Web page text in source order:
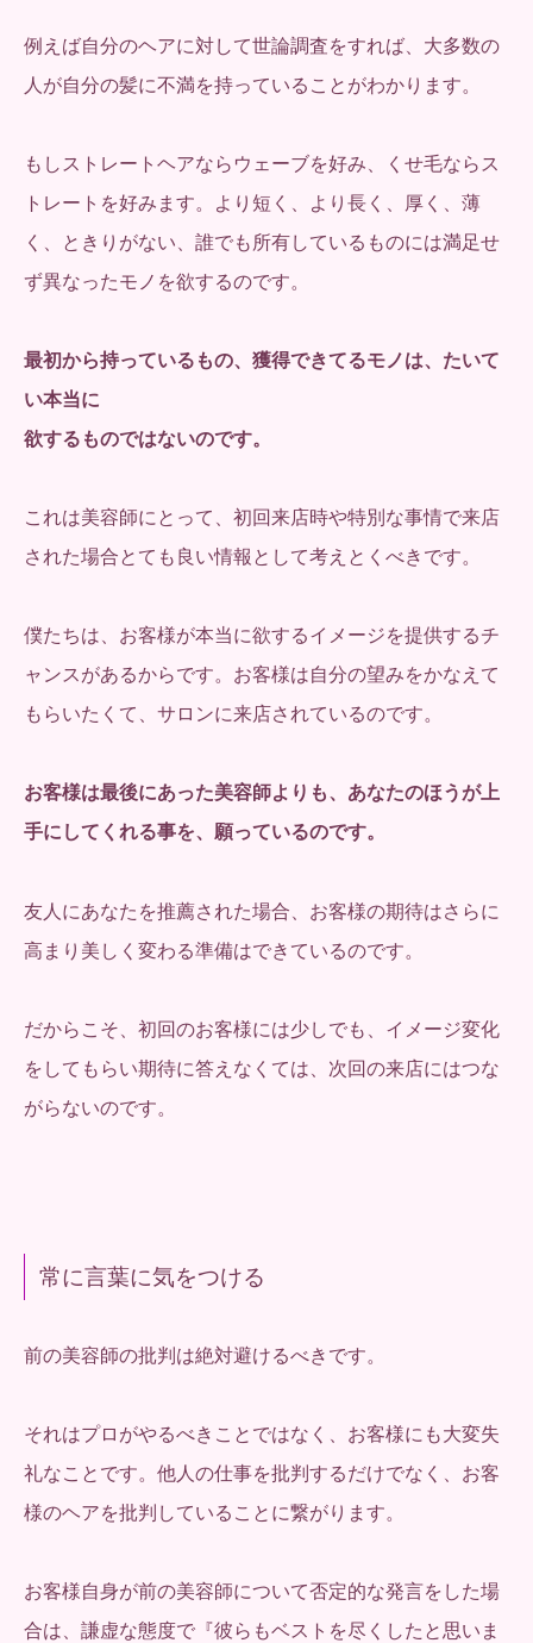
例えば自分のヘアに対して世論調査をすれば、大多数の
人が自分の髪に不満を持っていることがわかります。
もしストレートヘアならウェーブを好み、くせ毛ならス
トレートを好みます。より短く、より長く、厚く、薄
く、ときりがない、誰でも所有しているものには満足せ
ず異なったモノを欲するのです。
最初から持っているもの、獲得できてるモノは、たいて
い本当に
欲するものではないのです。
これは美容師にとって、初回来店時や特別な事情で来店
された場合とても良い情報として考えとくべきです。
僕たちは、お客様が本当に欲するイメージを提供するチ
ャンスがあるからです。お客様は自分の望みをかなえて
もらいたくて、サロンに来店されているのです。
お客様は最後にあった美容師よりも、あなたのほうが上
手にしてくれる事を、願っているのです。
友人にあなたを推薦された場合、お客様の期待はさらに
高まり美しく変わる準備はできているのです。
だからこそ、初回のお客様には少しでも、イメージ変化
をしてもらい期待に答えなくては、次回の来店にはつな
がらないのです。
常に言葉に気をつける
前の美容師の批判は絶対避けるべきです。
それはプロがやるべきことではなく、お客様にも大変失
礼なことです。他人の仕事を批判するだけでなく、お客
様のヘアを批判していることに繋がります。
お客様自身が前の美容師について否定的な発言をした場
合は、謙虚な態度で『彼らもベストを尽くしたと思いま